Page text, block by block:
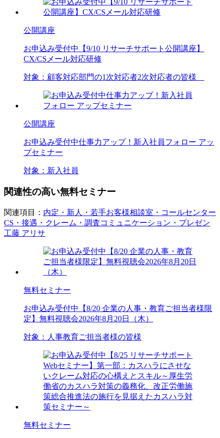
公開講座
お申込み受付中
【9/10 リサーチサポート公開講座】
CX/CSメール対応研修
対象： 顧客対応部門の1次対応者2次対応者の皆様
公開講座
お申込み受付中仕事力アップ！新入社員フォロー アッ
プセミナー
対象： 新入社員
関連性の高い無料セミナー
関連項目： 内定・新人・若手お客様相談室・コールセンター
CS・接遇・クレーム・調査コミュニケーション・プレゼン
工藤 アリサ
無料セミナー
お申込み受付中
【8/20 企業の人事・教育ご担当者様限
定】無料視聴会2026年8月20日（木）
対象： 人事教育ご担当者様の皆様
無料セミナー